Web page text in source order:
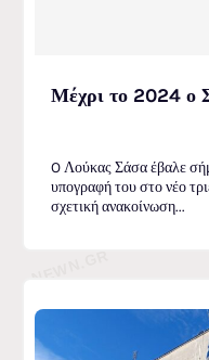
Μέχρι το 2024 ο
O Λούκας Σάσα έβαλε
υπογραφή του στο νέο
σχετική ανακοίνωση...